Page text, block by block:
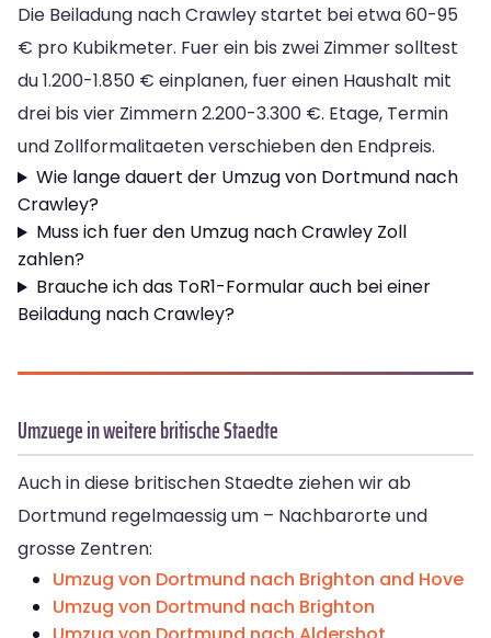
Die Beiladung nach Crawley startet bei etwa 60-95
€ pro Kubikmeter. Fuer ein bis zwei Zimmer solltest
du 1.200-1.850 € einplanen, fuer einen Haushalt mit
drei bis vier Zimmern 2.200-3.300 €. Etage, Termin
und Zollformalitaeten verschieben den Endpreis.
Wie lange dauert der Umzug von Dortmund nach
Crawley?
Muss ich fuer den Umzug nach Crawley Zoll
zahlen?
Brauche ich das ToR1-Formular auch bei einer
Beiladung nach Crawley?
Umzuege in weitere britische Staedte
Auch in diese britischen Staedte ziehen wir ab
Dortmund regelmaessig um – Nachbarorte und
grosse Zentren:
Umzug von Dortmund nach Brighton and Hove
Umzug von Dortmund nach Brighton